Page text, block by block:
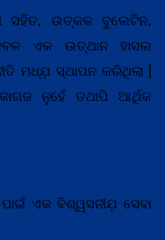
ସହିତ, ଉତ୍କଳ ବୁଲେଟିନ,
ଏକ ଉତ୍ଥାନ ହାସଲ
ମଧ୍ଯ଼ ସ୍ଥାପନ କରିଥିଲା |
ନୁହେଁ ତଥାପି ଆର୍ଥିକ
ଏକ ବିଶ୍ୱସନୀଯ଼ ସେବା